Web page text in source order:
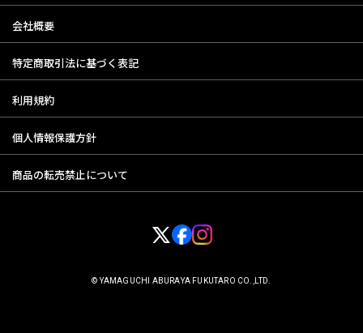
会社概要
特定商取引法に基づく表記
利用規約
個人情報保護方針
商品の転売禁止について
© YAMAGUCHI ABURAYA FUKUTARO CO.,LTD.